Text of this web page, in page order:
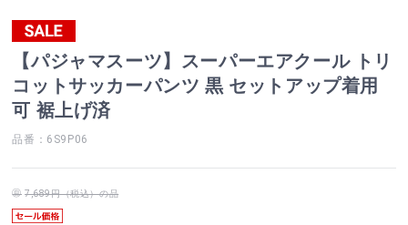
【パジャマスーツ】スーパーエアクール トリ
コットサッカーパンツ 黒 セットアップ着用
可 裾上げ済
品番：6S9P06
7,689円（税込）の品